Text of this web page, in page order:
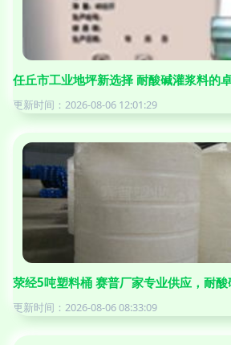
任丘市工业地坪新选择 耐酸碱灌浆料的
更新时间：2026-08-06 12:01:29
荥经5吨塑料桶 赛普厂家专业供应，耐
更新时间：2026-08-06 08:33:09